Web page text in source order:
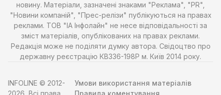
новину. Матеріали, зазначені знаками "Реклама", "PR",
"Новини компаній", "Прес-релізи" публікуються на правах
реклами. ТОВ "ІА Інфолайн" не несе відповідальності за
зміст матеріалів, опублікованих на правах реклами.
Редакція може не поділяти думку автора. Свідоцтво про
державну реєстрацію КВ336-198Р м. Київ 2014 року.
INFOLINE © 2012-
2026, Всі права
Умови використання матеріалів
Правила коментування